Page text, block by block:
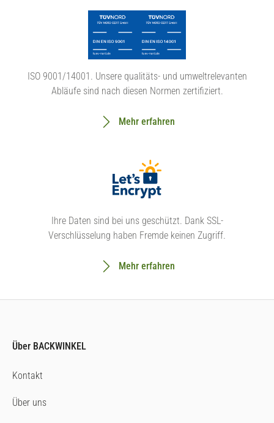
ISO 9001/14001. Unsere qualitäts- und umweltrelevanten
Abläufe sind nach diesen Normen zertifiziert.
Mehr erfahren
Ihre Daten sind bei uns geschützt. Dank SSL-
Verschlüsselung haben Fremde keinen Zugriff.
Mehr erfahren
Über BACKWINKEL
Kontakt
Über uns